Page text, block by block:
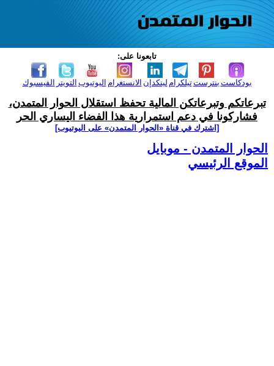
تابعونا على:
الفيسبوك التويتر اليوتيوب الانستغرام لينكدإن تيلكرامبنترست بودكاست
تبرعاتكم وتبرعاتكن المالية تحفظ استقلال الحوار المتمدن،
فشاركونا في دعم استمرارية هذا الفضاء اليساري الحر
[اشترك في قناة ‫«الحوار المتمدن» على اليوتيوب]
الحوار المتمدن - موبايل
الموقع الرئيسي